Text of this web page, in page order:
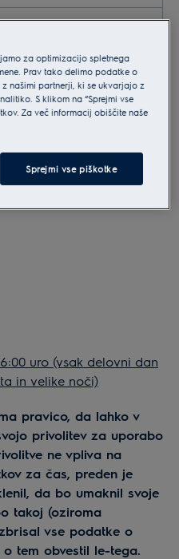
strojih
uro (vsak delovni dan
in velike noči)
pravico, da lahko v
privolitev za uporabo
ne vpliva na
za čas, preden je
da bo umaknil svoje
takoj (oziroma
vse podatke o
tem obvestil le-tega.
za optimizacijo spletnega
Prav tako delimo podatke o
našimi partnerji, ki se ukvarjajo z
S klikom na “Sprejmi vse
Za več informacij obiščite naše
Sprejmi vse piškotke